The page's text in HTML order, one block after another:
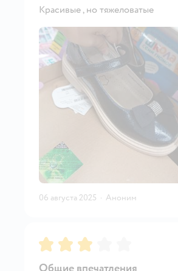
Красивые , но тяжеловатые
06 августа 2025 · Аноним
Рейтинг:3
Общие впечатления